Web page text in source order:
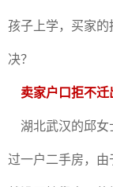
孩子上学，买家
决？
卖家户口拒不
湖北武汉的邱女
过一户二手房，